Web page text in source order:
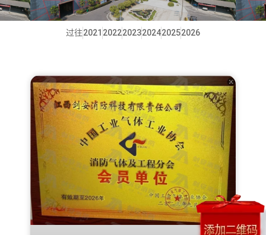
过往2021 20222023202420252026